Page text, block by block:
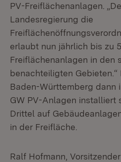
PV-Freiflächenanlagen.
Landesregierung die
erlaubt nun jährlich bis zu
Freiflächenanlagen in den
benachteiligten
Baden-Württemberg dann
GW PV-Anlagen installiert
Drittel auf
in der Freifläche.
Ralf Hofmann,